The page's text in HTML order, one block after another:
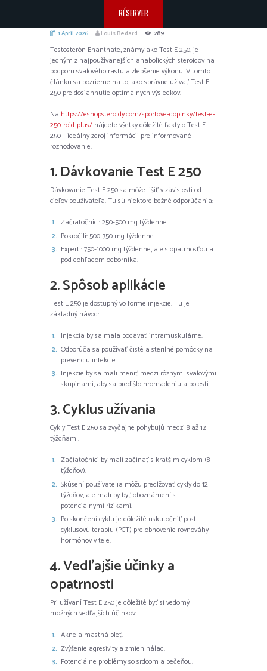
RÉSERVER
1 April 2026 Louis Bedard 289
Testosterón Enanthate, známy ako Test E 250, je
jedným z najpoužívanejších anabolických steroidov na
podporu svalového rastu a zlepšenie výkonu. V tomto
článku sa pozrieme na to, ako správne užívať Test E
250 pre dosiahnutie optimálnych výsledkov.
Na https://eshopsteroidy.com/sportove-doplnky/test-e-
250-roid-plus/ nájdete všetky dôležité fakty o Test E
250 – ideálny zdroj informácií pre informované
rozhodovanie.
1. Dávkovanie Test E 250
Dávkovanie Test E 250 sa môže líšiť v závislosti od
cieľov používateľa. Tu sú niektoré bežné odporúčania:
Začiatočníci: 250-500 mg týždenne.
Pokročilí: 500-750 mg týždenne.
Experti: 750-1000 mg týždenne, ale s opatrnosťou a
pod dohľadom odborníka.
2. Spôsob aplikácie
Test E 250 je dostupný vo forme injekcie. Tu je
základný návod:
Injekcia by sa mala podávať intramuskulárne.
Odporúča sa používať čisté a sterilné pomôcky na
prevenciu infekcie.
Injekcie by sa mali meniť medzi rôznymi svalovými
skupinami, aby sa predišlo hromadeniu a bolesti.
3. Cyklus užívania
Cykly Test E 250 sa zvyčajne pohybujú medzi 8 až 12
týždňami:
Začiatočníci by mali začínať s kratším cyklom (8
týždňov).
Skúsení používatelia môžu predlžovať cykly do 12
týždňov, ale mali by byť oboznámení s
potenciálnymi rizikami.
Po skončení cyklu je dôležité uskutočniť post-
cyklusovú terapiu (PCT) pre obnovenie rovnováhy
hormónov v tele.
4. Vedľajšie účinky a
opatrnosti
Pri užívaní Test E 250 je dôležité byť si vedomý
možných vedľajších účinkov:
Akné a mastná pleť.
Zvýšenie agresivity a zmien nálad.
Potenciálne problémy so srdcom a pečeňou.